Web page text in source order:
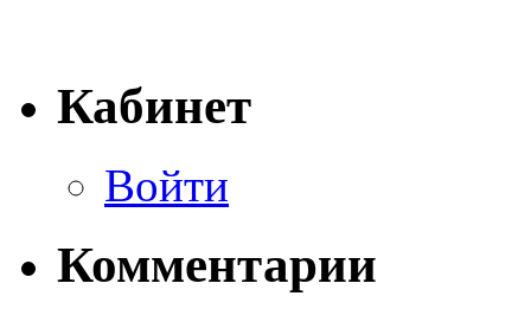
Кабинет
Войти
Комментарии